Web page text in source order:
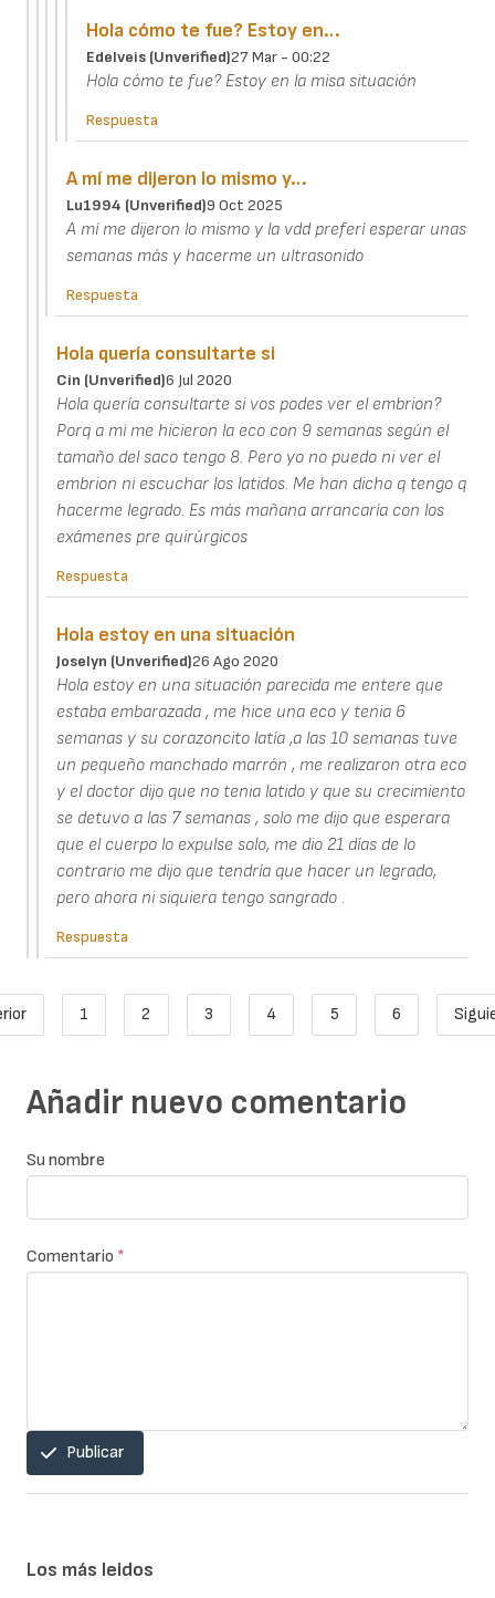
Hola cómo te fue? Estoy en…
Edelveis (unverified)27 Mar - 00:22
Hola cómo te fue? Estoy en la misa situación
Respuesta
A mí me dijeron lo mismo y…
Lu1994 (unverified)9 Oct 2025
A mí me dijeron lo mismo y la vdd preferí esperar unas
semanas más y hacerme un ultrasonido
Respuesta
Hola quería consultarte si
Cin (unverified)6 Jul 2020
Hola quería consultarte si vos podes ver el embrion?
Porq a mi me hicieron la eco con 9 semanas según el
tamaño del saco tengo 8. Pero yo no puedo ni ver el
embrion ni escuchar los latidos. Me han dicho q tengo q
hacerme legrado. Es más mañana arrancaría con los
exámenes pre quirúrgicos
Respuesta
Hola estoy en una situación
Joselyn (unverified)26 Ago 2020
Hola estoy en una situación parecida me entere que
estaba embarazada , me hice una eco y tenia 6
semanas y su corazoncito latía ,a las 10 semanas tuve
un pequeño manchado marrón , me realizaron otra eco
y el doctor dijo que no tenia latido y que su crecimiento
se detuvo a las 7 semanas , solo me dijo que esperara
que el cuerpo lo expulse solo, me dio 21 días de lo
contrario me dijo que tendría que hacer un legrado,
pero ahora ni siquiera tengo sangrado .
Respuesta
Paginación
anteriorPage
1
Página actual
2
Page
3
Page
4
Page
5
Page
6
Añadir nuevo comentario
Su nombre
Comentario *
Publicar
Los más leidos